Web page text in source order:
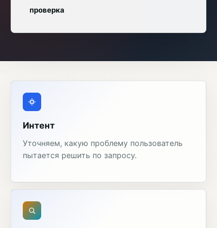
проверка
Интент
Уточняем, какую проблему пользователь
пытается решить по запросу.